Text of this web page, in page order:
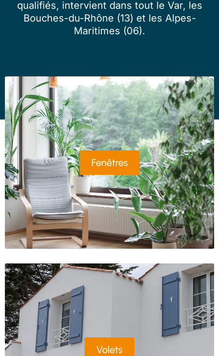
qualifiés, intervient dans tout le Var, les
Bouches-du-Rhône (13) et les Alpes-
Maritimes (06).
Fenêtres
Volets